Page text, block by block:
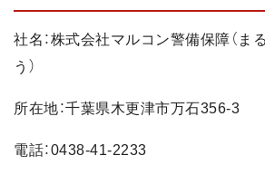
社名：株式会社マルコン警備保障（ま
う）
所在地：千葉県木更津市万石356-3
電話：0438-41-2233